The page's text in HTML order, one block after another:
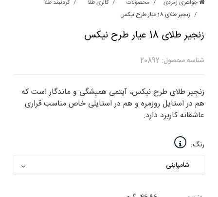
جواهری زمردی محصولات گالری طلا
گردنبند طلا
زنجیر طلای 18 عیار طرح نیکس
زنجیر طلای 18 عیار طرح نیکس
شناسه محصول: 20892
زنجیر طلای طرح نیکس، آیتمی همیشگی و ماندگار است که
هم در استایل روزمره و هم در استایلی خاص مناسب قراری
عاشقانه کاربرد دارد.
رنگ: